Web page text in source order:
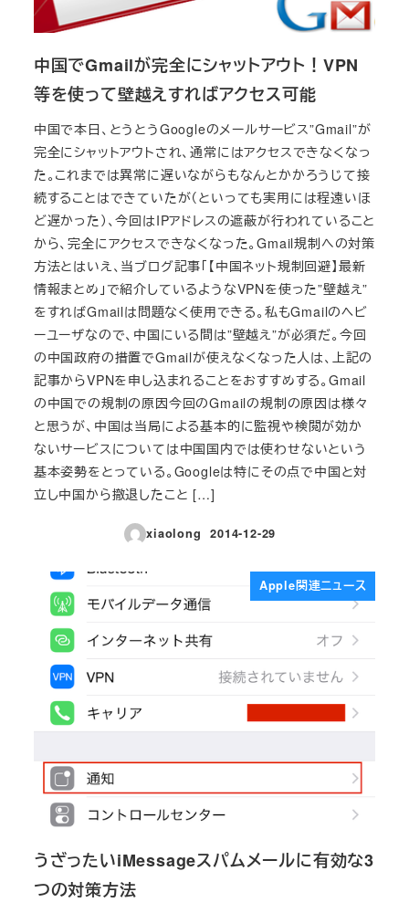
中国でGmailが完全にシャットアウト！VPN
等を使って壁越えすればアクセス可能
中国で本日、とうとうGoogleのメールサービス”Gmail”が
完全にシャットアウトされ、通常にはアクセスできなくなっ
た。これまでは異常に遅いながらもなんとかかろうじて接
続することはできていたが（といっても実用には程遠いほ
ど遅かった）、今回はIPアドレスの遮蔽が行われていること
から、完全にアクセスできなくなった。Gmail規制への対策
方法とはいえ、当ブログ記事「【中国ネット規制回避】最新
情報まとめ」で紹介しているようなVPNを使った”壁越え”
をすればGmailは問題なく使用できる。私もGmailのヘビ
ーユーザなので、中国にいる間は”壁越え”が必須だ。今回
の中国政府の措置でGmailが使えなくなった人は、上記の
記事からVPNを申し込まれることをおすすめする。Gmail
の中国での規制の原因今回のGmailの規制の原因は様々
と思うが、中国は当局による基本的に監視や検閲が効か
ないサービスについては中国国内では使わせないという
基本姿勢をとっている。Googleは特にその点で中国と対
立し中国から撤退したこと […]
xiaolong
投稿日
2014-12-29
Apple関連ニュース
うざったいiMessageスパムメールに有効な3
つの対策方法